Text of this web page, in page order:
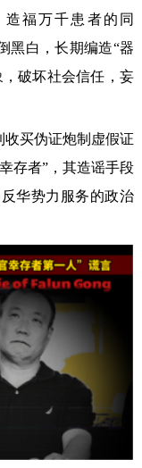
福万千患者的同
黑白，长期编造“器
破坏社会信任，妄
收买伪证炮制虚假证
存者”，其造谣手段
华势力服务的政治